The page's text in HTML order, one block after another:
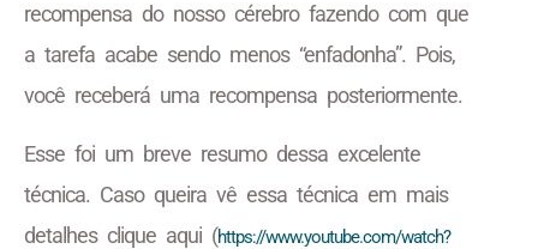
recompensa do nosso cérebro fazendo com que
a tarefa acabe sendo menos “enfadonha”. Pois,
você receberá uma recompensa posteriormente.
Esse foi um breve resumo dessa excelente
técnica. Caso queira vê essa técnica em mais
detalhes clique aqui (https://www.youtube.com/watch?